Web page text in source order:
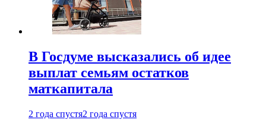
В Госдуме высказались об идее
выплат семьям остатков
маткапитала
2 года спустя2 года спустя